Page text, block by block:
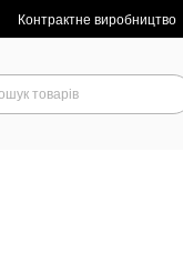
Контрактне виробництво